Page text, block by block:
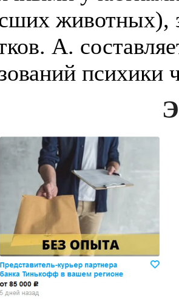
животных),
А.
психики